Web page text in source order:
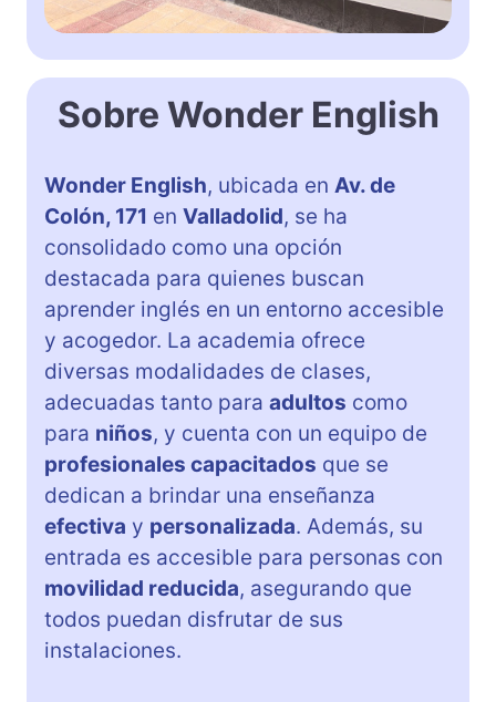
Sobre Wonder English
Wonder English, ubicada en Av. de
Colón, 171 en Valladolid, se ha
consolidado como una opción
destacada para quienes buscan
aprender inglés en un entorno accesible
y acogedor. La academia ofrece
diversas modalidades de clases,
adecuadas tanto para adultos como
para niños, y cuenta con un equipo de
profesionales capacitados que se
dedican a brindar una enseñanza
efectiva y personalizada. Además, su
entrada es accesible para personas con
movilidad reducida, asegurando que
todos puedan disfrutar de sus
instalaciones.